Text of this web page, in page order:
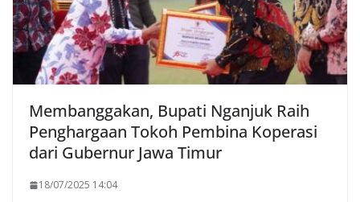
Membanggakan, Bupati Nganjuk Raih
Penghargaan Tokoh Pembina Koperasi
dari Gubernur Jawa Timur
18/07/2025 14:04